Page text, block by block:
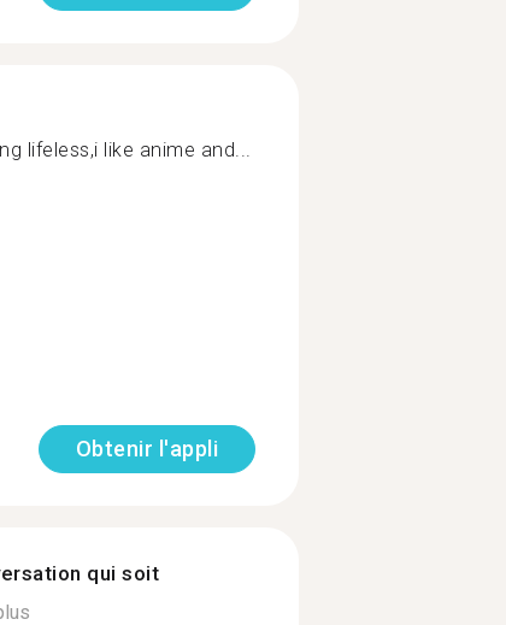
lifeless,i like anime and...
Obtenir l'appli
qui soit